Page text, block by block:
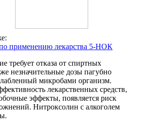
применению лекарства 5-НОК
требует отказа от спиртных
незначительные дозы пагубно
микробами организм.
лекарственных средств,
эффекты, появляется риск
Нитроксолин с алкоголем